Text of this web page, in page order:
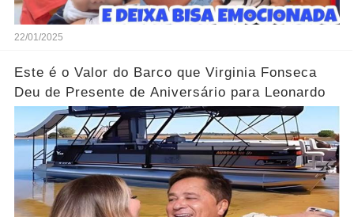
22/01/2025
Este é o Valor do Barco que Virginia Fonseca
Deu de Presente de Aniversário para Leonardo